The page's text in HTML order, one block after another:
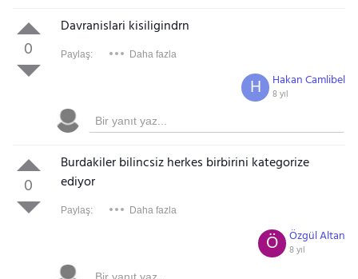
0
Davranislari kisiligindrn
Paylaş: Daha fazla
Hakan Camlibel
8 yıl
H
0
Burdakiler bilincsiz herkes birbirini kategorize
ediyor
Paylaş: Daha fazla
Özgül Altan
8 yıl
Ö